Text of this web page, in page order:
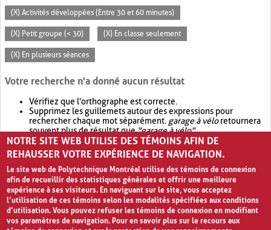
(X) Activités développées (Entre 30 et 60 minutes)
(X) Petit groupe (< 30) (X) En classe seulement
(X) En plusieurs séances
Votre recherche n'a donné aucun résultat
Vérifiez que l'orthographe est correcte.
Supprimez les guillemets autour des expressions pour
rechercher chaque mot séparément. garage à véloretournera
souvent plus de résultat que"garage à vélo".
Envisagez d'élargir votre recherche avec OR.garage OR vélo
retournera souvent plus de résultat quegarage à vélo
NOTRE SITE WEB UTILISE DES TÉMOINS AFIN DE
REHAUSSER VOTRE EXPÉRIENCE DE NAVIGATION.
Le site web de Polytechnique Montréal utilise des témoins de connexion
afin de recueillir des statistiques générales et offrir une meilleure
expérience à ses visiteurs. En naviguant sur le site, vous acceptez
l’utilisation de ces témoins selon les modalités spécifiées aux conditions
d’utilisation. Vous pouvez refuser les témoins de connexion en modifiant
vos paramètres de navigation. Pour en savoir plus sur le recours aux